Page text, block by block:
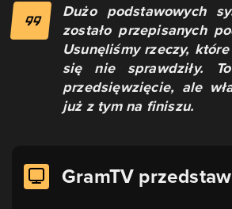
Dużo podstawowych
zostało przepisanych
Usunęliśmy rzeczy,
się nie sprawdziły.
przedsięwzięcie, ale
już z tym na finiszu.
GramTV